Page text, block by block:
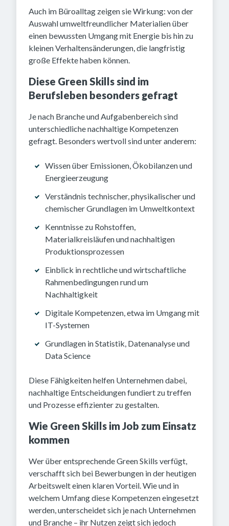
Auch im Büroalltag zeigen sie Wirkung: von der
Auswahl umweltfreundlicher Materialien über
einen bewussten Umgang mit Energie bis hin zu
kleinen Verhaltensänderungen, die langfristig
große Effekte haben können.
Diese Green Skills sind im
Berufsleben besonders gefragt
Je nach Branche und Aufgabenbereich sind
unterschiedliche nachhaltige Kompetenzen
gefragt. Besonders wertvoll sind unter anderem:
Wissen über Emissionen, Ökobilanzen und
Energieerzeugung
Verständnis technischer, physikalischer und
chemischer Grundlagen im Umweltkontext
Kenntnisse zu Rohstoffen,
Materialkreisläufen und nachhaltigen
Produktionsprozessen
Einblick in rechtliche und wirtschaftliche
Rahmenbedingungen rund um
Nachhaltigkeit
Digitale Kompetenzen, etwa im Umgang mit
IT-Systemen
Grundlagen in Statistik, Datenanalyse und
Data Science
Diese Fähigkeiten helfen Unternehmen dabei,
nachhaltige Entscheidungen fundiert zu treffen
und Prozesse effizienter zu gestalten.
Wie Green Skills im Job zum Einsatz
kommen
Wer über entsprechende Green Skills verfügt,
verschafft sich bei Bewerbungen in der heutigen
Arbeitswelt einen klaren Vorteil. Wie und in
welchem Umfang diese Kompetenzen eingesetzt
werden, unterscheidet sich je nach Unternehmen
und Branche – ihr Nutzen zeigt sich jedoch